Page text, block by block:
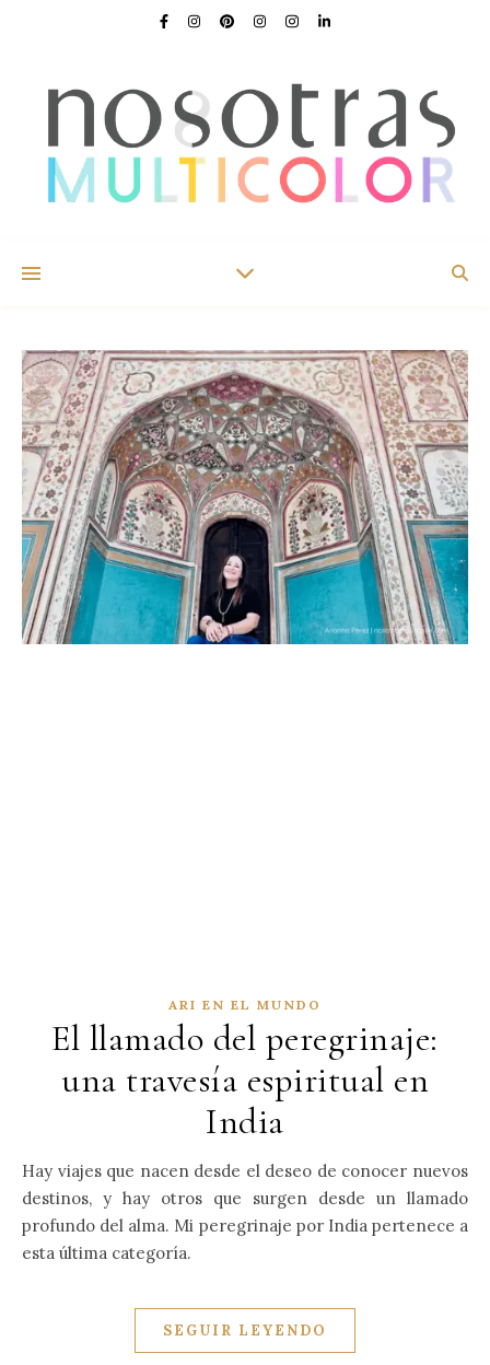
ARI EN EL MUNDO
El llamado del peregrinaje:
una travesía espiritual en
India
Hay viajes que nacen desde el deseo de conocer nuevos
destinos, y hay otros que surgen desde un llamado
profundo del alma. Mi peregrinaje por India pertenece a
esta última categoría.
SEGUIR LEYENDO